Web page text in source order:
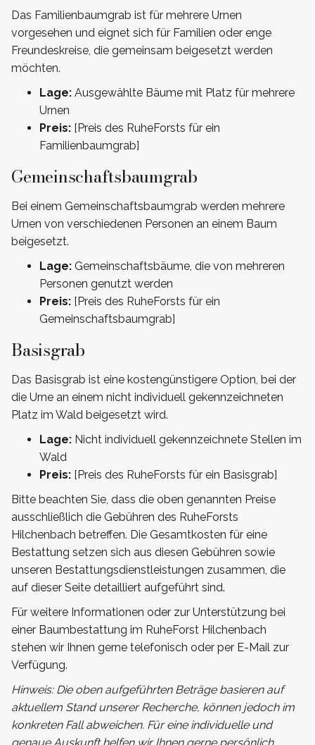
Das Familienbaumgrab ist für mehrere Urnen
vorgesehen und eignet sich für Familien oder enge
Freundeskreise, die gemeinsam beigesetzt werden
möchten.
Lage: Ausgewählte Bäume mit Platz für mehrere
Urnen
Preis: [Preis des RuheForsts für ein
Familienbaumgrab]
Gemeinschaftsbaumgrab
Bei einem Gemeinschaftsbaumgrab werden mehrere
Urnen von verschiedenen Personen an einem Baum
beigesetzt.
Lage: Gemeinschaftsbäume, die von mehreren
Personen genutzt werden
Preis: [Preis des RuheForsts für ein
Gemeinschaftsbaumgrab]
Basisgrab
Das Basisgrab ist eine kostengünstigere Option, bei der
die Urne an einem nicht individuell gekennzeichneten
Platz im Wald beigesetzt wird.
Lage: Nicht individuell gekennzeichnete Stellen im
Wald
Preis: [Preis des RuheForsts für ein Basisgrab]
Bitte beachten Sie, dass die oben genannten Preise
ausschließlich die Gebühren des RuheForsts
Hilchenbach betreffen. Die Gesamtkosten für eine
Bestattung setzen sich aus diesen Gebühren sowie
unseren Bestattungsdienstleistungen zusammen, die
auf dieser Seite detailliert aufgeführt sind.
Für weitere Informationen oder zur Unterstützung bei
einer Baumbestattung im RuheForst Hilchenbach
stehen wir Ihnen gerne telefonisch oder per E-Mail zur
Verfügung.
Hinweis: Die oben aufgeführten Beträge basieren auf
aktuellem Stand unserer Recherche, können jedoch im
konkreten Fall abweichen. Für eine individuelle und
genaue Auskunft helfen wir Ihnen gerne persönlich